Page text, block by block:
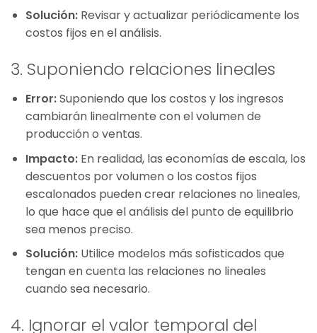
Solución:Revisar y actualizar periódicamente los
costos fijos en el análisis.
3. Suponiendo relaciones lineales
Error:Suponiendo que los costos y los ingresos
cambiarán linealmente con el volumen de
producción o ventas.
Impacto:En realidad, las economías de escala, los
descuentos por volumen o los costos fijos
escalonados pueden crear relaciones no lineales,
lo que hace que el análisis del punto de equilibrio
sea menos preciso.
Solución:Utilice modelos más sofisticados que
tengan en cuenta las relaciones no lineales
cuando sea necesario.
4. Ignorar el valor temporal del